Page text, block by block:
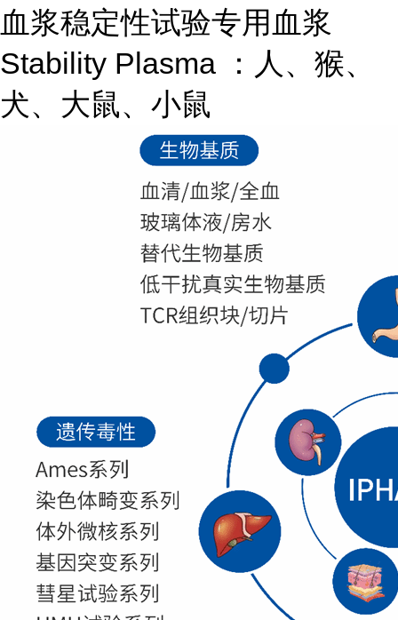
血浆稳定性试验专用血浆
Stability Plasma ：人、猴、
犬、大鼠、小鼠